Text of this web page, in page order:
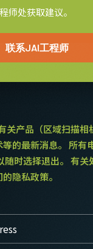
师处获取建议。
联系JAI工程师
关产品（区域扫描相
的最新消息。 所有
随时选择退出。 有关
隐私政策。